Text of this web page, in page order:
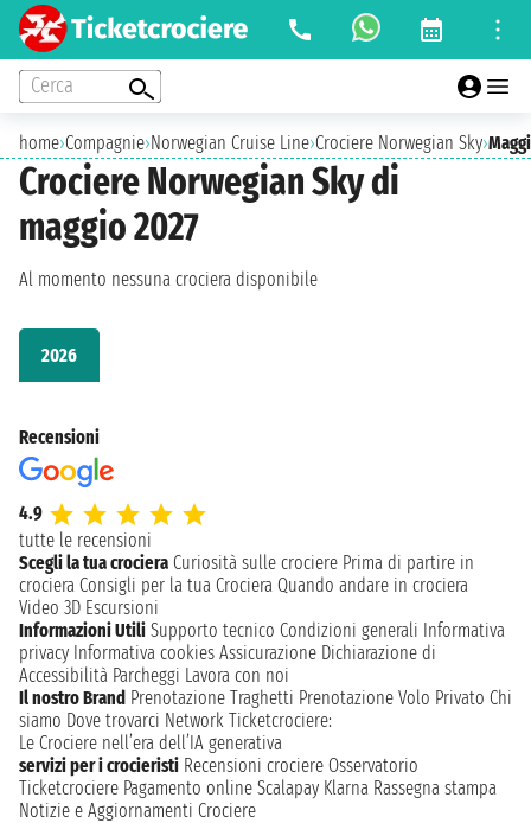
Cerca
home›Compagnie›Norwegian Cruise Line›Crociere Norwegian Sky›
Crociere Norwegian Sky di
maggio 2027
2026
Al momento nessuna crociera disponibile
Recensioni
4.9
tutte le recensioni
Scegli la tua crociera Curiosità sulle crociere Prima di partire in
crociera Consigli per la tua Crociera Quando andare in crociera
Video 3D Escursioni
Informazioni Utili Supporto tecnico Condizioni generali Informativa
privacy Informativa cookies Assicurazione Dichiarazione di
Accessibilità Parcheggi Lavora con noi
Il nostro Brand Prenotazione Traghetti Prenotazione Volo Privato Chi
siamo Dove trovarci Network Ticketcrociere:
Le Crociere nell’era dell’IA generativa
servizi per i crocieristi Recensioni crociere Osservatorio
Ticketcrociere Pagamento online Scalapay Klarna Rassegna stampa
Notizie e Aggiornamenti Crociere